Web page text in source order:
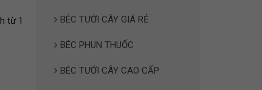
từ 1
BÉC TƯỚI CÂY GIÁ RẺ
BÉC PHUN THUỐC
BÉC TƯỚI CÂY CAO CẤP